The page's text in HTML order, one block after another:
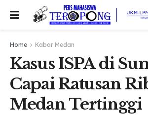
Home Kabar Medan
Kasus ISPA di
Capai Ratusan
Medan Tertinggi